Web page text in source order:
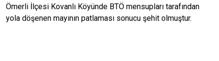
Ömerli İlçesi Kovanlı Köyünde BTÖ mensupları tarafından
yola döşenen mayının patlaması sonucu şehit olmuştur.